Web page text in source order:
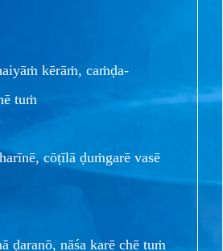
kērāṁ, caṁḍa-
tuṁ
cōṭīlā ḍuṁgarē vasē
ḍaranō, nāśa karē chē tuṁ